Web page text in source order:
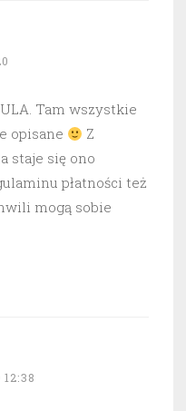
Tam wszystkie
opisane
Z
staje się ono
płatności też
mogą sobie